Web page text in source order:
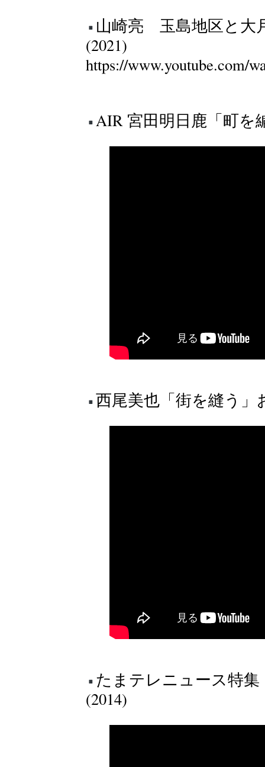
山崎亮 玉島地区と大
(2021)
https://www.youtube.com/
AIR 宮田明日鹿「町を
西尾美也「街を縫う」
たまテレニュース特
(2014)